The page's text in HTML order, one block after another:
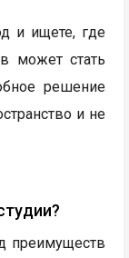
и ищете, где
может стать
решение
и не
преимуществ